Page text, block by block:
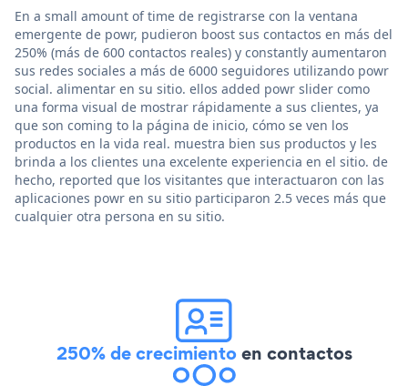
En a small amount of time de registrarse con la ventana
emergente de powr, pudieron boost sus contactos en más del
250% (más de 600 contactos reales) y constantly aumentaron
sus redes sociales a más de 6000 seguidores utilizando powr
social. alimentar en su sitio. ellos added powr slider como
una forma visual de mostrar rápidamente a sus clientes, ya
que son coming to la página de inicio, cómo se ven los
productos en la vida real. muestra bien sus productos y les
brinda a los clientes una excelente experiencia en el sitio. de
hecho, reported que los visitantes que interactuaron con las
aplicaciones powr en su sitio participaron 2.5 veces más que
cualquier otra persona en su sitio.
250% de crecimientoen contactos